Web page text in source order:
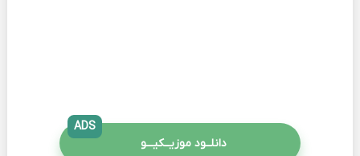
دانلــود موزیــکیـــو
ADS